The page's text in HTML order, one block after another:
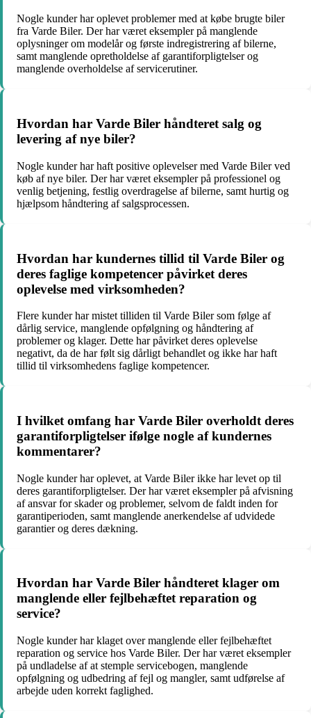
Nogle kunder har oplevet problemer med at købe brugte biler
fra Varde Biler. Der har været eksempler på manglende
oplysninger om modelår og første indregistrering af bilerne,
samt manglende opretholdelse af garantiforpligtelser og
manglende overholdelse af servicerutiner.
Hvordan har Varde Biler håndteret salg og
levering af nye biler?
Nogle kunder har haft positive oplevelser med Varde Biler ved
køb af nye biler. Der har været eksempler på professionel og
venlig betjening, festlig overdragelse af bilerne, samt hurtig og
hjælpsom håndtering af salgsprocessen.
Hvordan har kundernes tillid til Varde Biler og
deres faglige kompetencer påvirket deres
oplevelse med virksomheden?
Flere kunder har mistet tilliden til Varde Biler som følge af
dårlig service, manglende opfølgning og håndtering af
problemer og klager. Dette har påvirket deres oplevelse
negativt, da de har følt sig dårligt behandlet og ikke har haft
tillid til virksomhedens faglige kompetencer.
I hvilket omfang har Varde Biler overholdt deres
garantiforpligtelser ifølge nogle af kundernes
kommentarer?
Nogle kunder har oplevet, at Varde Biler ikke har levet op til
deres garantiforpligtelser. Der har været eksempler på afvisning
af ansvar for skader og problemer, selvom de faldt inden for
garantiperioden, samt manglende anerkendelse af udvidede
garantier og deres dækning.
Hvordan har Varde Biler håndteret klager om
manglende eller fejlbehæftet reparation og
service?
Nogle kunder har klaget over manglende eller fejlbehæftet
reparation og service hos Varde Biler. Der har været eksempler
på undladelse af at stemple servicebogen, manglende
opfølgning og udbedring af fejl og mangler, samt udførelse af
arbejde uden korrekt faglighed.